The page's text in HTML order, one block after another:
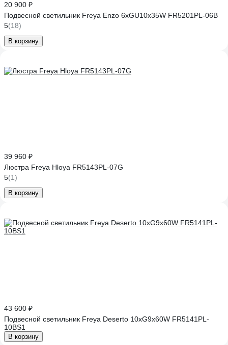
20 900 ₽
Подвесной светильник Freya Enzo 6хGU10x35W FR5201PL-06B
5(18)
В корзину
39 960 ₽
Люстра Freya Hloya FR5143PL-07G
5(1)
В корзину
43 600 ₽
Подвесной светильник Freya Deserto 10хG9x60W FR5141PL-
10BS1
В корзину